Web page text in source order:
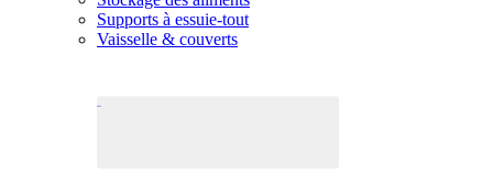
Supports à essuie-tout
Vaisselle & couverts